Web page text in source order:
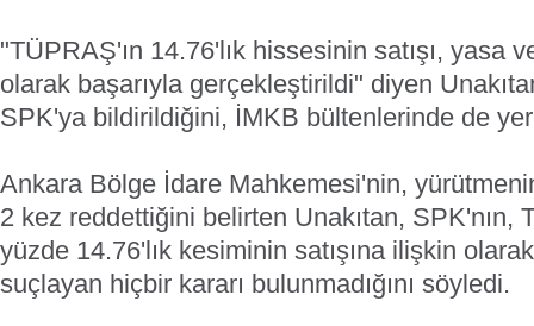
"TÜPRAŞ'ın 14.76'lık hissesinin satışı, yasa
olarak başarıyla gerçekleştirildi" diyen
SPK'ya bildirildiğini, İMKB bültenlerinde de yer
Ankara Bölge İdare Mahkemesi'nin,
2 kez reddettiğini belirten Unakıtan, SPK'nın,
yüzde 14.76'lık kesiminin satışına ilişkin
suçlayan hiçbir kararı bulunmadığını söyledi.